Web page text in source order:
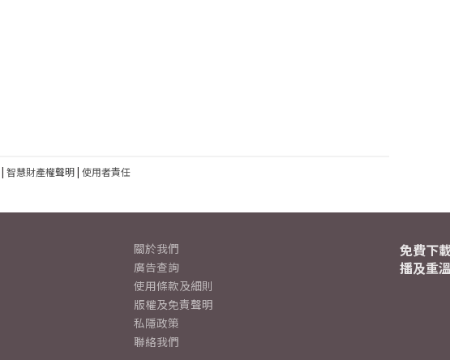
| 智慧財產權聲明| 使用者責任
關於我們
廣告查詢
使用條款及細則
版權及免責聲明
私隱政策
聯絡我們
免費下
播及重